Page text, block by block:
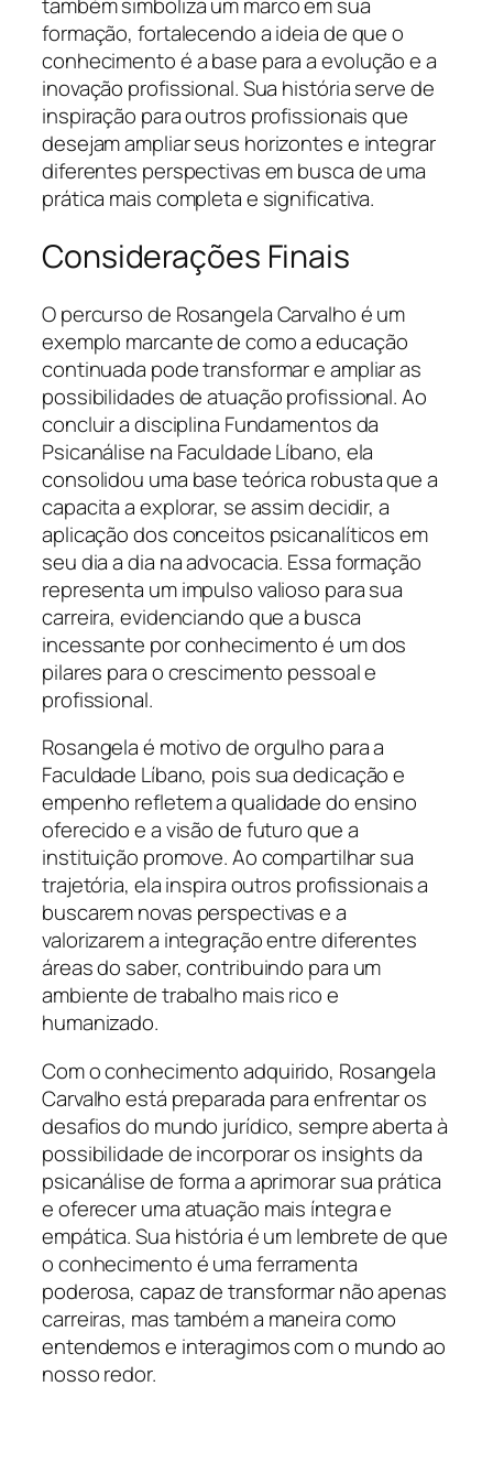
também simboliza um marco em sua
formação, fortalecendo a ideia de que o
conhecimento é a base para a evolução e a
inovação profissional. Sua história serve de
inspiração para outros profissionais que
desejam ampliar seus horizontes e integrar
diferentes perspectivas em busca de uma
prática mais completa e significativa.
Considerações Finais
O percurso de Rosangela Carvalho é um
exemplo marcante de como a educação
continuada pode transformar e ampliar as
possibilidades de atuação profissional. Ao
concluir a disciplina Fundamentos da
Psicanálise na Faculdade Líbano, ela
consolidou uma base teórica robusta que a
capacita a explorar, se assim decidir, a
aplicação dos conceitos psicanalíticos em
seu dia a dia na advocacia. Essa formação
representa um impulso valioso para sua
carreira, evidenciando que a busca
incessante por conhecimento é um dos
pilares para o crescimento pessoal e
profissional.
Rosangela é motivo de orgulho para a
Faculdade Líbano, pois sua dedicação e
empenho refletem a qualidade do ensino
oferecido e a visão de futuro que a
instituição promove. Ao compartilhar sua
trajetória, ela inspira outros profissionais a
buscarem novas perspectivas e a
valorizarem a integração entre diferentes
áreas do saber, contribuindo para um
ambiente de trabalho mais rico e
humanizado.
Com o conhecimento adquirido, Rosangela
Carvalho está preparada para enfrentar os
desafios do mundo jurídico, sempre aberta à
possibilidade de incorporar os insights da
psicanálise de forma a aprimorar sua prática
e oferecer uma atuação mais íntegra e
empática. Sua história é um lembrete de que
o conhecimento é uma ferramenta
poderosa, capaz de transformar não apenas
carreiras, mas também a maneira como
entendemos e interagimos com o mundo ao
nosso redor.